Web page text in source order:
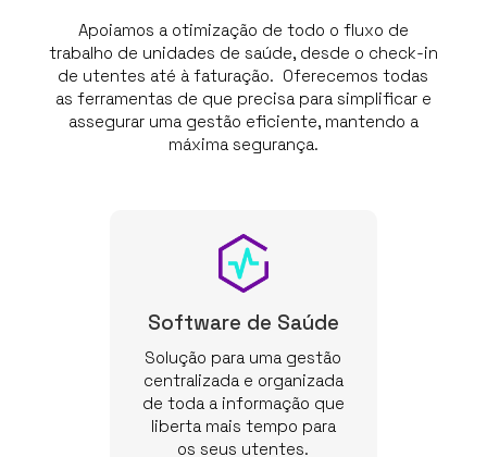
Apoiamos a otimização de todo o fluxo de
trabalho de unidades de saúde, desde o check-in
de utentes até à faturação. Oferecemos todas
as ferramentas de que precisa para simplificar e
assegurar uma gestão eficiente, mantendo a
máxima segurança.
Software de Saúde
Solução para uma gestão
centralizada e organizada
de toda a informação que
liberta mais tempo para
os seus utentes.